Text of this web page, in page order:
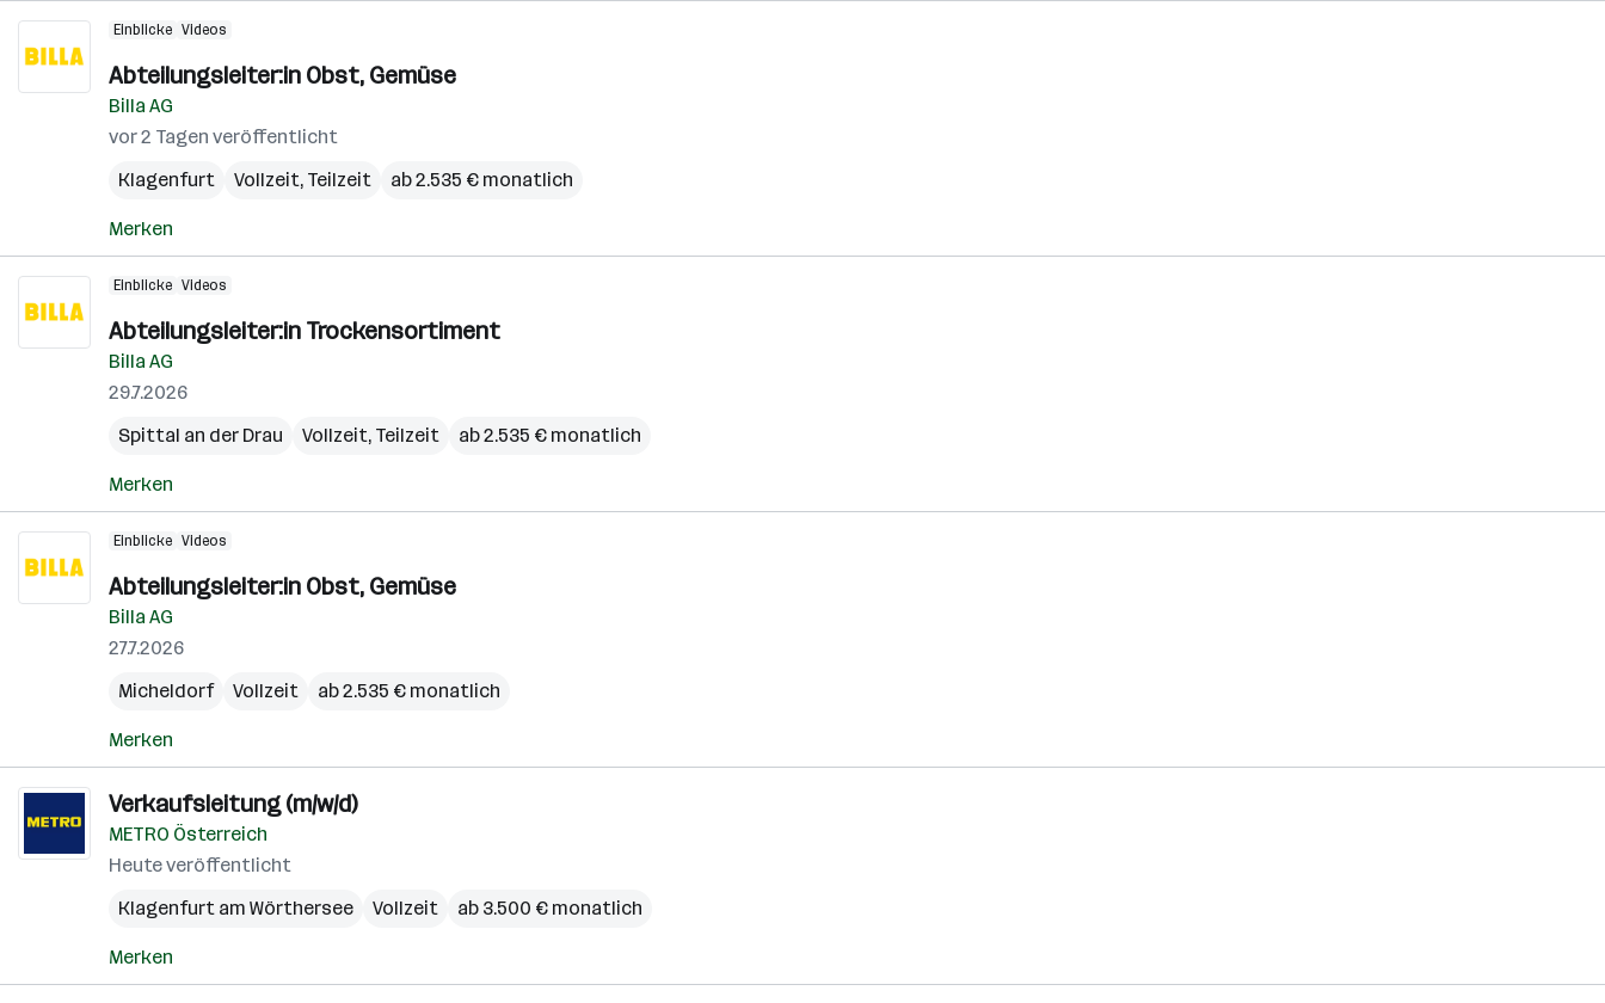
Einblicke Videos
Abteilungsleiter:in Obst, Gemüse
Billa AG
vor 2 Tagen veröffentlicht
Klagenfurt
Vollzeit, Teilzeit ab 2.535 € monatlich
Merken
Einblicke Videos
Abteilungsleiter:in Trockensortiment
Billa AG
29.7.2026
Spittal an der Drau
Vollzeit, Teilzeit ab 2.535 € monatlich
Merken
Einblicke Videos
Abteilungsleiter:in Obst, Gemüse
Billa AG
27.7.2026
Micheldorf
Vollzeit ab 2.535 € monatlich
Merken
Verkaufsleitung (m/w/d)
METRO Österreich
Heute veröffentlicht
Klagenfurt am Wörthersee
Vollzeit ab 3.500 € monatlich
Merken